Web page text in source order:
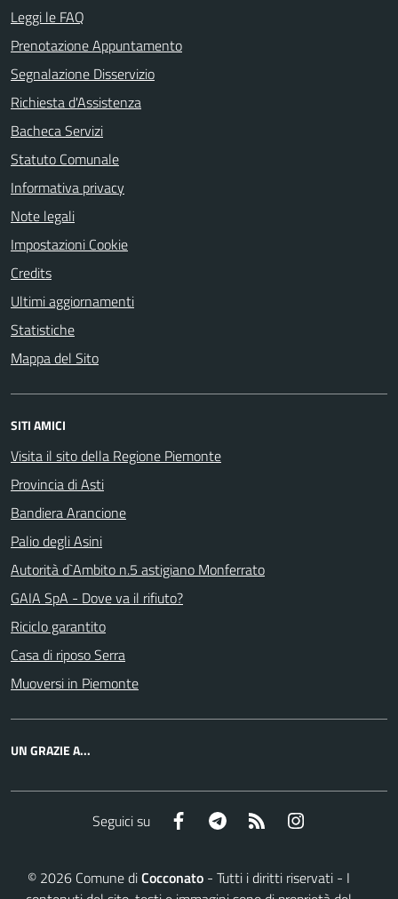
Leggi le FAQ
Prenotazione Appuntamento
Segnalazione Disservizio
Richiesta d'Assistenza
Bacheca Servizi
Statuto Comunale
Informativa privacy
Note legali
Impostazioni Cookie
Credits
Ultimi aggiornamenti
Statistiche
Mappa del Sito
SITI AMICI
Visita il sito della Regione Piemonte
Provincia di Asti
Bandiera Arancione
Palio degli Asini
Autorità d`Ambito n.5 astigiano Monferrato
GAIA SpA - Dove va il rifiuto?
Riciclo garantito
Casa di riposo Serra
Muoversi in Piemonte
UN GRAZIE A...
Seguici su Facebook Telegram RSS
© 2026Comune diCocconato- Tutti i diritti riservati - I